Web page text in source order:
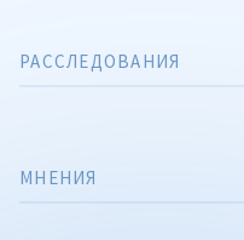
РАССЛЕДОВАНИЯ
МНЕНИЯ